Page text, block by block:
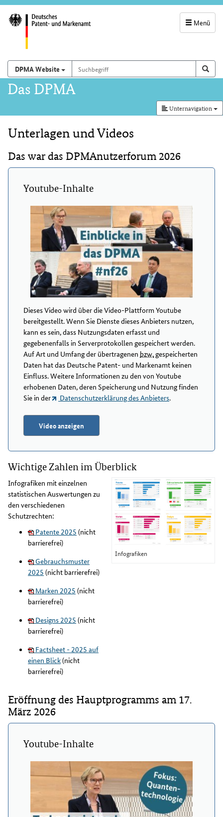
Menü
und
Suchfeld
Suchen auf
DPMA Website Suchbegriff
Hauptnavigation
Das DPMA
Unternavigation
Unterlagen und Videos
Das war das DPMAnutzerforum 2026
Youtube-Inhalte
Dieses Video wird über die Video-Plattform Youtube
bereitgestellt. Wenn Sie Dienste dieses Anbieters nutzen,
kann es sein, dass Nutzungsdaten erfasst und
gegebenenfalls in Serverprotokollen gespeichert werden.
Auf Art und Umfang der übertragenen bzw.gespeicherten
Daten hat das Deutsche Patent- und Markenamt keinen
Einfluss. Weitere Informationen zu den von Youtube
erhobenen Daten, deren Speicherung und Nutzung finden
Sie in der
Datenschutzerklärung des Anbieters.
Video anzeigen
Wichtige Zahlen im Überblick
Infografiken
Infografiken mit einzelnen
statistischen Auswertungen zu
den verschiedenen
Schutzrechten:
Patente 2025 (nicht
barrierefrei)
Gebrauchsmuster
2025 (nicht barrierefrei)
Marken 2025 (nicht
barrierefrei)
Designs 2025 (nicht
barrierefrei)
Factsheet - 2025 auf
einen Blick(nicht
barrierefrei)
Eröffnung des Hauptprogramms am 17.
März 2026
Youtube-Inhalte